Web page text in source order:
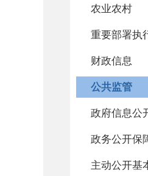
农业农村
重要部署执
财政信息
公共监管
政务公开保
主动公开基